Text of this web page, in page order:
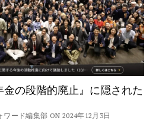
の段階的廃止』に隠された
ード編集部 ON 2024年12月3日